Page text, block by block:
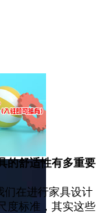
的舒适性有多重要
们在进行家具设计
度标准，其实这些